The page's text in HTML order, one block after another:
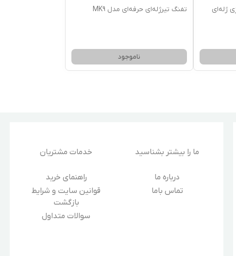
ژله‌ای
تفنگ تیرژله‌ای حرفه‌ای مدل MK9
ناموجود
ما را بیشتر بشناسید
درباره‌ ما
تماس باما
خدمات مشتریان
راهنمای خرید
قوانین سایت و شرایط
بازگشت
سوالات متداول